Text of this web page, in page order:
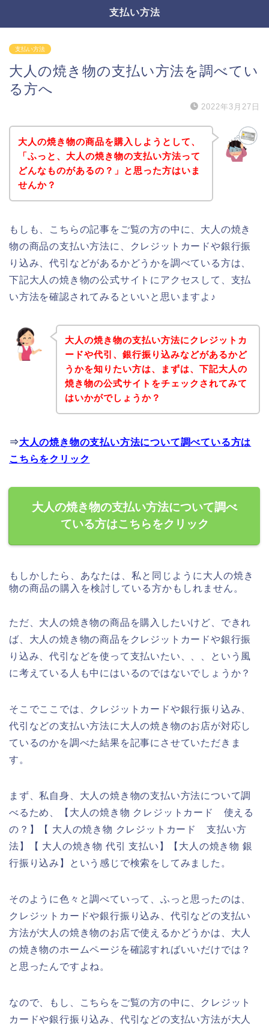
支払い方法
支払い方法
大人の焼き物の支払い方法を調べてい
る方へ
2022年3月27日
大人の焼き物の商品を購入しようとして、
「ふっと、大人の焼き物の支払い方法って
どんなものがあるの？」と思った方はいま
せんか？
もしも、こちらの記事をご覧の方の中に、大人の焼き
物の商品の支払い方法に、クレジットカードや銀行振
り込み、代引などがあるかどうかを調べている方は、
下記大人の焼き物の公式サイトにアクセスして、支払
い方法を確認されてみるといいと思いますよ♪
大人の焼き物の支払い方法にクレジットカ
ードや代引、銀行振り込みなどがあるかど
うかを知りたい方は、まずは、下記大人の
焼き物の公式サイトをチェックされてみて
はいかがでしょうか？
⇒大人の焼き物の支払い方法について調べている方は
こちらをクリック
大人の焼き物の支払い方法について調べ
ている方はこちらをクリック
もしかしたら、あなたは、私と同じように大人の焼き
物の商品の購入を検討している方かもしれません。
ただ、大人の焼き物の商品を購入したいけど、できれ
ば、大人の焼き物の商品をクレジットカードや銀行振
り込み、代引などを使って支払いたい、、、という風
に考えている人も中にはいるのではないでしょうか？
そこでここでは、クレジットカードや銀行振り込み、
代引などの支払い方法に大人の焼き物のお店が対応し
ているのかを調べた結果を記事にさせていただきま
す。
まず、私自身、大人の焼き物の支払い方法について調
べるため、【大人の焼き物 クレジットカード 使える
の？】【 大人の焼き物 クレジットカード 支払い方
法】【 大人の焼き物 代引 支払い】【大人の焼き物 銀
行振り込み】という感じで検索をしてみました。
そのように色々と調べていって、ふっと思ったのは、
クレジットカードや銀行振り込み、代引などの支払い
方法が大人の焼き物のお店で使えるかどうかは、大人
の焼き物のホームページを確認すればいいだけでは？
と思ったんですよね。
なので、もし、こちらをご覧の方の中に、クレジット
カードや銀行振り込み、代引などの支払い方法が大人